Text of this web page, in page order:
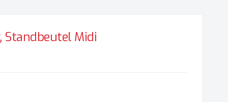
Standbeutel Midi